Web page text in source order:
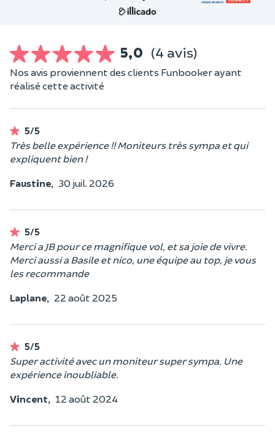
5,0 (4 avis)
Nos avis proviennent des clients Funbooker ayant
réalisé cette activité
5/5
Très belle expérience !! Moniteurs très sympa et qui
expliquent bien !
Faustine, 30 juil. 2026
5/5
Merci a JB pour ce magnifique vol, et sa joie de vivre.
Merci aussi a Basile et nico, une équipe au top, je vous
les recommande
Laplane, 22 août 2025
5/5
Super activité avec un moniteur super sympa. Une
expérience inoubliable.
Vincent, 12 août 2024